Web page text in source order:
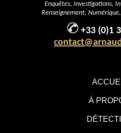
À
Enquêtes, Investigations,
Renseignement, Numérique,
+33 (0)1